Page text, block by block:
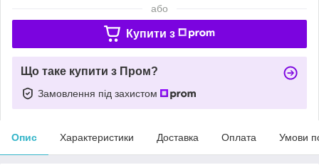
або
Купити з
Що таке купити з Пром?
Замовлення під захистом
Опис Характеристики Доставка Оплата Умови